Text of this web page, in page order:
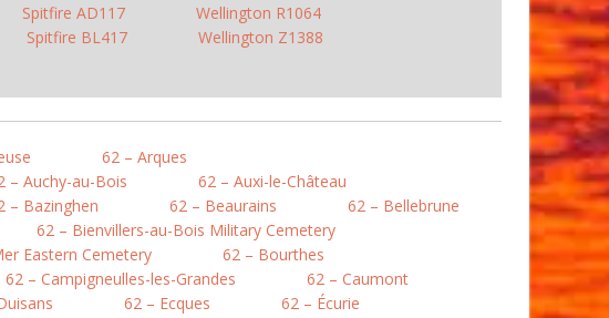
Spitfire AD117
Wellington R1064
Spitfire BL417
Wellington Z1388
62 – Arques
– Auchy-au-Bois
62 – Auxi-le-Château
– Bazinghen 62 – Beaurains
62 – Bellebrune
62 – Bienvillers-au-Bois Military Cemetery
Eastern Cemetery
62 – Bourthes
62 – Campigneulles-les-Grandes
62 – Caumont
62 – Ecques
62 – Écurie